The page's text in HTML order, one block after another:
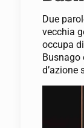
Due
vecchia
occupa
Busnago
d’azione